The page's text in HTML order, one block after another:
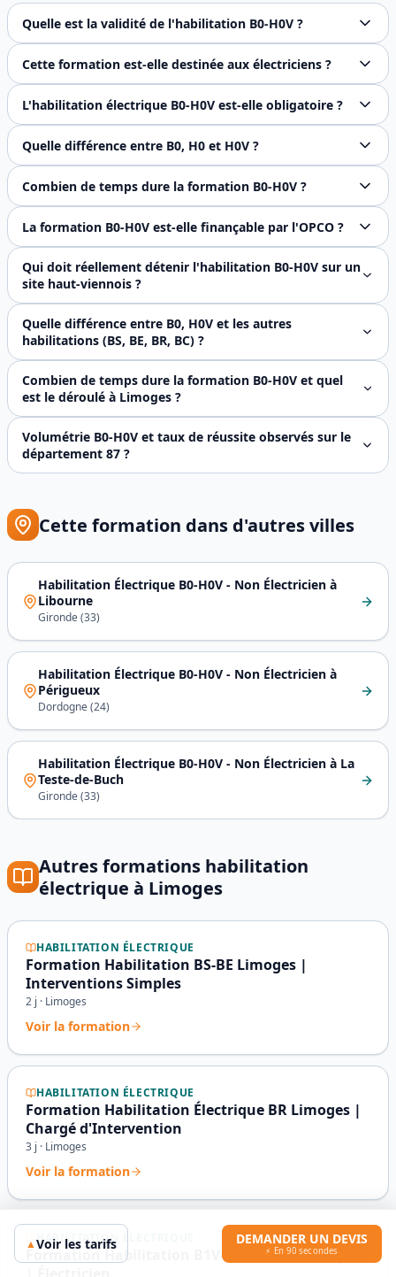
Quelle est la validité de l'habilitation B0-H0V ?
L'habilitation B0-H0V est recommandée pour une durée
Cette formation est-elle destinée aux électriciens ?
Non, la formation B0-H0V est spécifiquement conçue
L'habilitation électrique B0-H0V est-elle obligatoire ?
Oui, la norme NF C 18-510 et le Code du travail
Quelle différence entre B0, H0 et H0V ?
B0 permet les travaux non électriques en basse tension,
Combien de temps dure la formation B0-H0V ?
La formation initiale B0-H0V dure 1 jour (7 heures). Elle
La formation B0-H0V est-elle finançable par l'OPCO ?
Oui, la formation habilitation électrique B0-H0V est
Qui doit réellement détenir l'habilitation B0-H0V sur un
site haut-viennois ?
La **norme NF C 18-510 v2020** impose l'habilitation
Quelle différence entre B0, H0V et les autres
habilitations (BS, BE, BR, BC) ?
Les habilitations électriques suivent une **nomenclature
Combien de temps dure la formation B0-H0V et quel
est le déroulé à Limoges ?
**1 journée complète de 7 heures** conformément au
Volumétrie B0-H0V et taux de réussite observés sur le
département 87 ?
Cette formation dans d'autres villes
Habilitation Électrique B0-H0V - Non Électricien à
Libourne
Gironde(33)
Habilitation Électrique B0-H0V - Non Électricien à
Périgueux
Dordogne(24)
Habilitation Électrique B0-H0V - Non Électricien à La
Teste-de-Buch
Gironde(33)
Autres formations habilitation
électrique à Limoges
HABILITATION ÉLECTRIQUE
Formation Habilitation BS-BE Limoges |
Interventions Simples
2 j · Limoges
Voir la formation
HABILITATION ÉLECTRIQUE
Formation Habilitation Électrique BR Limoges |
Chargé d'Intervention
3 j · Limoges
Voir la formation
HABILITATION ÉLECTRIQUE
Formation Habilitation B1V-B2V-BR-BC Limoges
▲Voir les tarifs DEMANDER UN DEVIS
⚡ En 90 secondes